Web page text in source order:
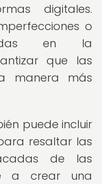
digitales.
o
en la
que las
manera más
puede incluir
resaltar las
de las
a crear una